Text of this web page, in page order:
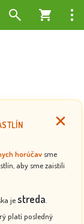
horúčav sme
aby sme zaistili
jestreda
platí posledný